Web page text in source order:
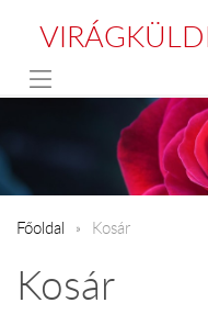
Főoldal Kosár
Kosár